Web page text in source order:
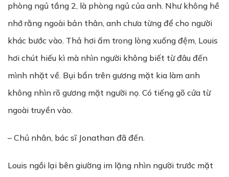
phòng ngủ tầng 2, là phòng ngủ của anh. Như không hề
nhớ rằng ngoài bản thân, anh chưa từng để cho người
khác bước vào. Thả hơi ấm trong lòng xuống đệm, Louis
hơi chút hiếu kì mà nhìn người không biết từ đâu đến
mình nhặt về. Bụi bẩn trên gương mặt kia làm anh
không nhìn rõ gương mặt người nọ. Có tiếng gõ cửa từ
ngoài truyền vào.
– Chủ nhân, bác sĩ Jonathan đã đến.
Louis ngồi lại bên giường im lặng nhìn người trước mặt